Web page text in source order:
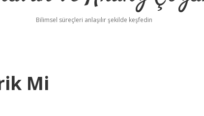
Bilimsel süreçleri anlaşılır şekilde keşfedin
Mi